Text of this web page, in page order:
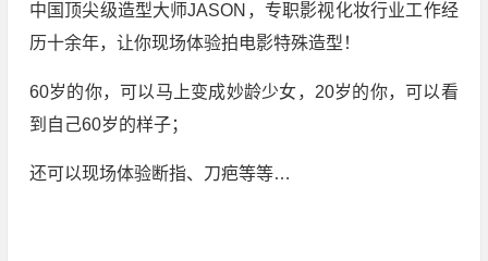
中国顶尖级造型大师JASON，专职影视化妆行业工作经
历十余年，让你现场体验拍电影特殊造型！
60岁的你，可以马上变成妙龄少女，20岁的你，可以看
到自己60岁的样子；
还可以现场体验断指、刀疤等等…